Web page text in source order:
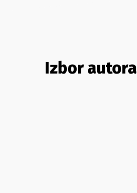
Izbor autora